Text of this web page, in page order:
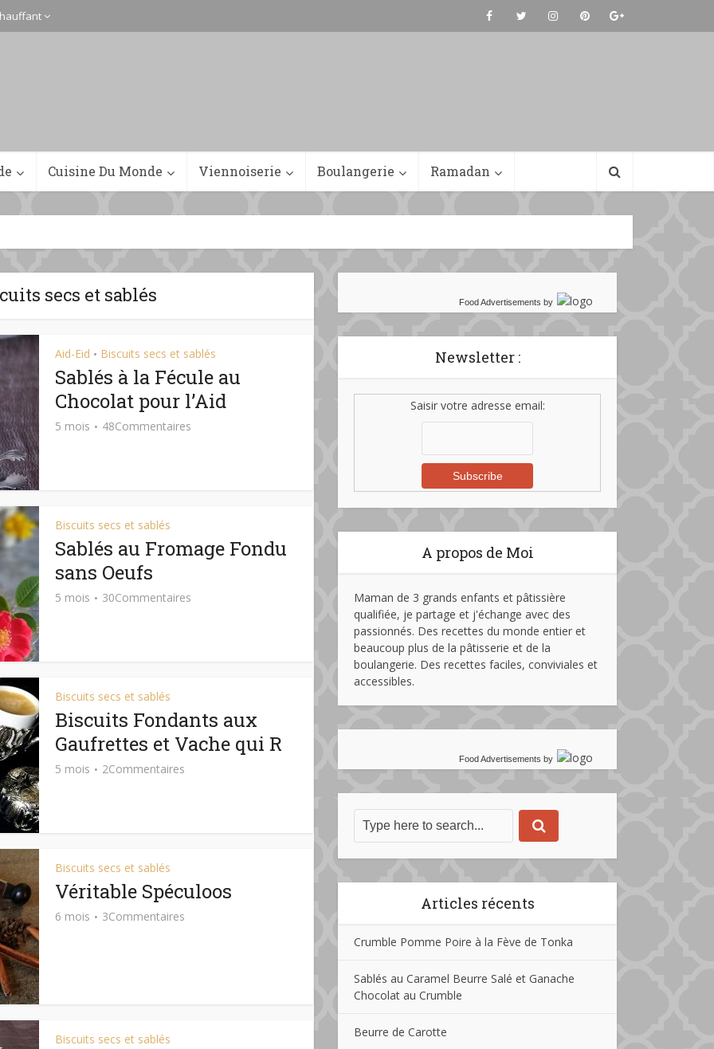
Cuisine Du Monde Viennoiserie Boulangerie Ramadan
secs et sablés
Aid-Eid • Biscuits secs et sablés
Sablés à la Fécule au
Chocolat pour l’Aid
5 mois 48Commentaires
Biscuits secs et sablés
Sablés au Fromage Fondu
sans Oeufs
5 mois 30Commentaires
Biscuits secs et sablés
Biscuits Fondants aux
Gaufrettes et Vache qui R
5 mois 2Commentaires
Biscuits secs et sablés
Véritable Spéculoos
6 mois 3Commentaires
Biscuits secs et sablés
Food Advertisements by
Newsletter :
Saisir votre adresse email:
A propos de Moi
Maman de 3 grands enfants et pâtissière
qualifiée, je partage et j'échange avec des
passionnés. Des recettes du monde entier et
beaucoup plus de la pâtisserie et de la
boulangerie. Des recettes faciles, conviviales et
accessibles.
Food Advertisements by
Articles récents
Crumble Pomme Poire à la Fève de Tonka
Sablés au Caramel Beurre Salé et Ganache
Chocolat au Crumble
Beurre de Carotte